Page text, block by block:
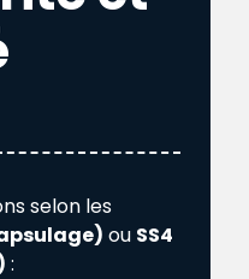
selon les
ou SS4
: